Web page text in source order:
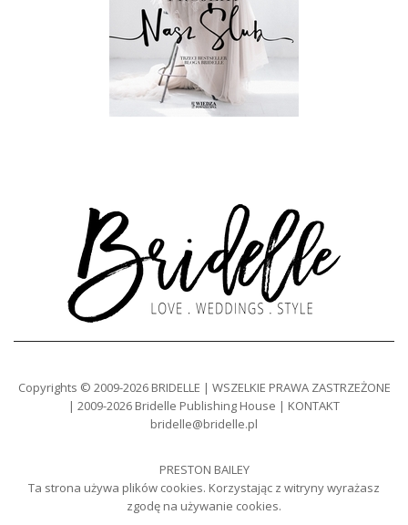
Copyrights © 2009-2026 BRIDELLE | WSZELKIE PRAWA ZASTRZEŻONE
| 2009-2026 Bridelle Publishing House | KONTAKT
bridelle@bridelle.pl
PRESTON BAILEY
Ta strona używa plików cookies. Korzystając z witryny wyrażasz
zgodę na używanie cookies.